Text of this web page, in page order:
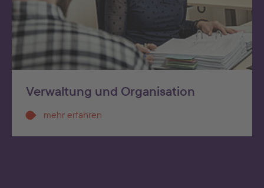
Verwaltung und Organisation
mehr erfahren